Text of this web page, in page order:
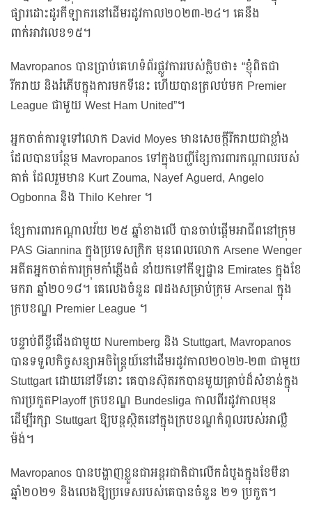
ផ្សារដោះដូរកីឡាករនៅដើមរដូវកាល២០២៣-២៤។ គេនឹង
ពាក់អាវលេខ១៥។
Mavropanos បានប្រាប់គេហទំព័រផ្លូវការរបស់ក្លិបថា៖ “ខ្ញុំពិតជា
រីករាយ និងរំភើបក្នុងការមកទីនេះ ហើយបានត្រលប់មក Premier
League ជាមួយ West Ham United”។
អ្នកចាត់ការទូទៅលោក David Moyes មានសេចក្ដីរីករាយជាខ្លាំង
ដែលបានបន្ថែម Mavropanos ទៅក្នុងបញ្ជីខ្សែការពារកណ្តាលរបស់
គាត់ ដែលរួមមាន Kurt Zouma, Nayef Aguerd, Angelo
Ogbonna និង Thilo Kehrer ។
ខ្សែការពារកណ្តាលវ័យ ២៥ ឆ្នាំខាងលើ បានចាប់ផ្តើមអាជីពនៅក្រុម
PAS Giannina ក្នុងប្រទេសក្រិក មុនពេលលោក Arsene Wenger
អតីតអ្នកចាត់ការក្រុមកាំភ្លើងធំ នាំយកទៅកីឡដ្ឋាន Emirates ក្នុងខែ
មករា ឆ្នាំ២០១៨។ គេលេងចំនួន ៧ដងសម្រាប់ក្រុម Arsenal ក្នុង
ក្របខណ្ឌ Premier League ។
បន្ទាប់ពីខ្ចីជើងជាមួយ Nuremberg និង Stuttgart, Mavropanos
បានទទួលកិច្ចសន្យាអចិន្ត្រៃយ៍នៅដើមរដូវកាល២០២២-២៣ ជាមួយ
Stuttgart ដោយនៅទីនោះ គេបានស៊ុតរកបានមួយគ្រាប់ដ៏សំខាន់ក្នុង
ការប្រកួតPlayoff ក្របខណ្ឌ Bundesliga កាលពីរដូវកាលមុន
ដើម្បីរក្សា Stuttgart ឱ្យបន្តស្ថិតនៅក្នុងក្របខណ្ឌកំពូលរបស់អាល្លឺ
ម៉ង់។
Mavropanos បានបង្ហាញខ្លួនជាអន្តរជាតិជាលើកដំបូងក្នុងខែមីនា
ឆ្នាំ២០២១ និងលេងឱ្យប្រទេសរបស់គេបានចំនួន ២១ ប្រកួត។